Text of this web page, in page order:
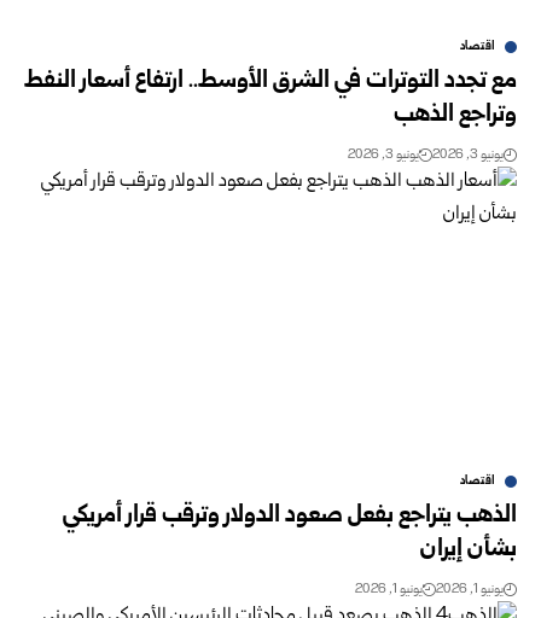
اقتصاد
مع تجدد التوترات في الشرق الأوسط.. ارتفاع أسعار النفط
وتراجع الذهب
يونيو 3, 2026 يونيو 3, 2026
اقتصاد
الذهب يتراجع بفعل صعود الدولار وترقب قرار أمريكي
بشأن إيران
يونيو 1, 2026 يونيو 1, 2026